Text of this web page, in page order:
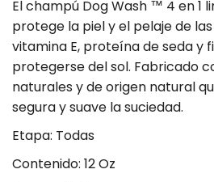
a
d
p
a
r
a
S
a
n
t
i
t
y
l
a
d
a
d
p
a
a
El champú Dog Wash ™ 4 en 1
protege la piel y el pelaje de
vitamina E, proteína de seda y
protegerse del sol. Fabricado
naturales y de origen natural
segura y suave la suciedad.
Etapa: Todas
Contenido: 12 Oz